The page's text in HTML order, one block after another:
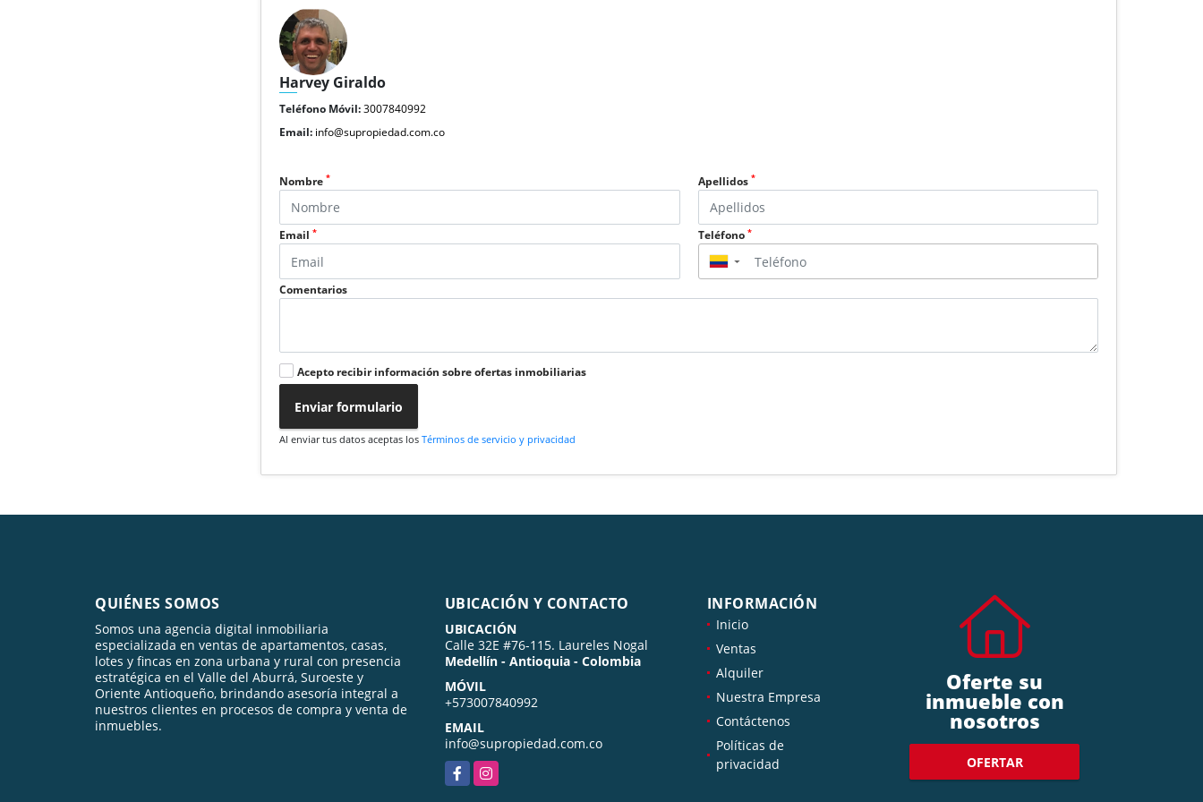
Harvey Giraldo
Teléfono Móvil:3007840992
Email: info@supropiedad.com.co
Nombre* Apellidos *
Email* Teléfono *
▼
Comentarios
Acepto recibir información sobre ofertas inmobiliarias
Enviar formulario
Al enviar tus datos aceptas losTérminos de servicio y privacidad
QUIÉNES SOMOS
Somos una agencia digital inmobiliaria
especializada en ventas de apartamentos, casas,
lotes y fincas en zona urbana y rural con presencia
estratégica en el Valle del Aburrá, Suroeste y
Oriente Antioqueño, brindando asesoría integral a
nuestros clientes en procesos de compra y venta de
inmuebles.
UBICACIÓN Y CONTACTO
UBICACIÓN
Calle 32E #76-115. Laureles Nogal
Medellín - Antioquia - Colombia
MÓVIL
+573007840992
EMAIL
info@supropiedad.com.co
FacebookInstagram
INFORMACIÓN
Inicio
Ventas
Alquiler
Nuestra Empresa
Contáctenos
Políticas de
privacidad
Oferte su
inmueble con
nosotros
OFERTAR